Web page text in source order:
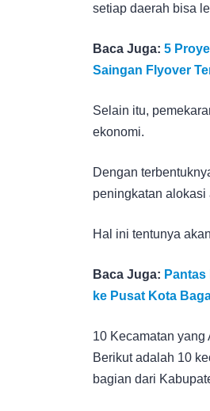
setiap daerah bisa
Baca Juga: 5
Saingan Flyover
Selain itu,
ekonomi.
Dengan
peningkatan alokasi
Hal ini tentunya
Baca Juga:
ke Pusat Kota
10 Kecamatan yang
Berikut adalah 10
bagian dari